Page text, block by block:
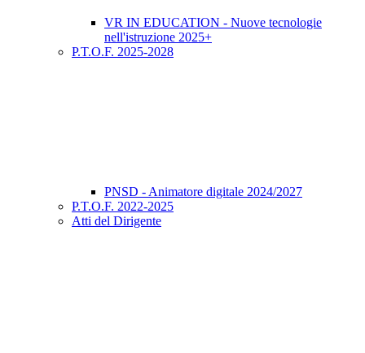
VR IN EDUCATION - Nuove tecnologie
nell'istruzione 2025+
P.T.O.F. 2025-2028
PNSD - Animatore digitale 2024/2027
P.T.O.F. 2022-2025
Atti del Dirigente